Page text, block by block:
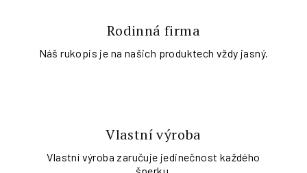
Rodinná firma
Náš rukopis je na našich produktech vždy jasný.
Vlastní výroba
Vlastní výroba zaručuje jedinečnost každého